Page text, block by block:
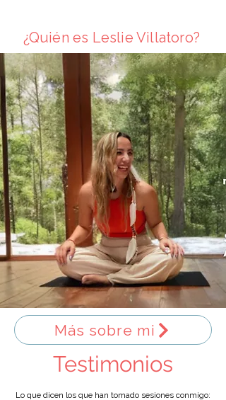
¿Quién es Leslie Villatoro?
Más sobre mi
Testimonios
Lo que dicen los que han tomado sesiones conmigo:
Lo que dicen los que han tomado sesiones conmigo: